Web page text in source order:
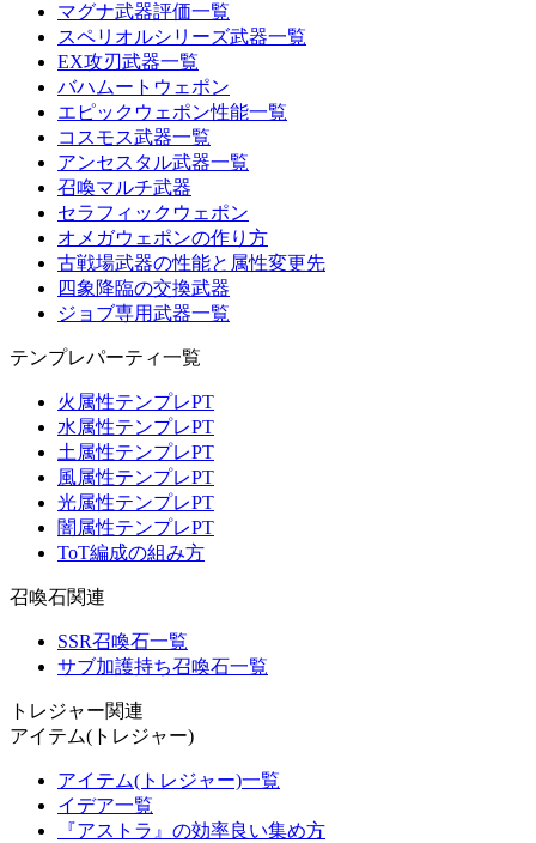
マグナ武器評価一覧
スペリオルシリーズ武器一覧
EX攻刃武器一覧
バハムートウェポン
エピックウェポン性能一覧
コスモス武器一覧
アンセスタル武器一覧
召喚マルチ武器
セラフィックウェポン
オメガウェポンの作り方
古戦場武器の性能と属性変更先
四象降臨の交換武器
ジョブ専用武器一覧
テンプレパーティ一覧
火属性テンプレPT
水属性テンプレPT
土属性テンプレPT
風属性テンプレPT
光属性テンプレPT
闇属性テンプレPT
ToT編成の組み方
召喚石関連
SSR召喚石一覧
サブ加護持ち召喚石一覧
トレジャー関連
アイテム(トレジャー)
アイテム(トレジャー)一覧
イデア一覧
『アストラ』の効率良い集め方